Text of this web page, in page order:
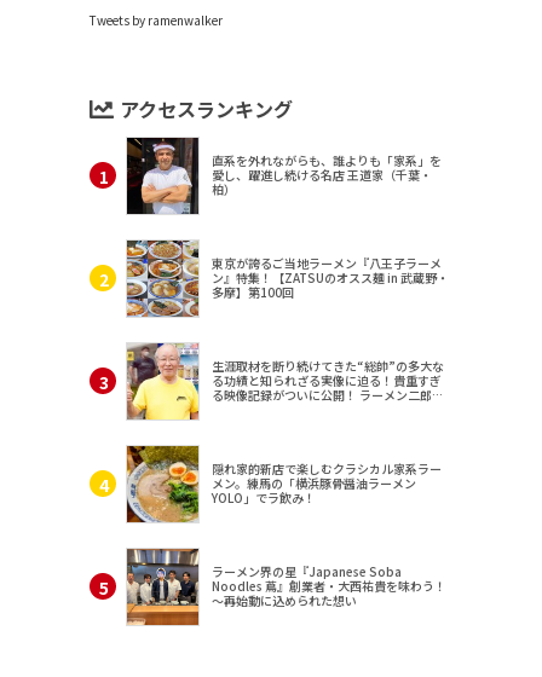
Tweets by ramenwalker
アクセスランキング
直系を外れながらも、誰よりも「家系」を
愛し、躍進し続ける名店 王道家（千葉・
柏）
東京が誇るご当地ラーメン『八王子ラーメ
ン』特集！【ZATSUのオスス麺 in 武蔵野・
多摩】第100回
生涯取材を断り続けてきた“総帥”の多大な
る功績と知られざる実像に迫る！貴重すぎ
る映像記録がついに公開！ ラーメン二郎
隠れ家的新店で楽しむクラシカル家系ラー
メン。練馬の「横浜豚骨醤油ラーメン
YOLO」でラ飲み！
ラーメン界の星『Japanese Soba
Noodles 蔦』創業者・大西祐貴を味わう！
～再始動に込められた想い